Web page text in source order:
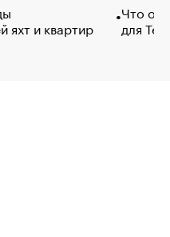
яхт и квартир
Что
для